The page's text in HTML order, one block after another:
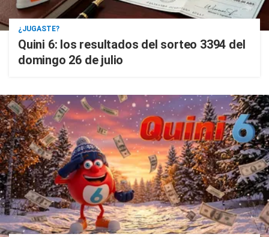
¿JUGASTE?
Quini 6: los resultados del sorteo 3394 del
domingo 26 de julio